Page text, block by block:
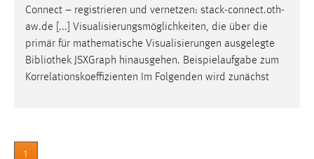
Connect – registrieren und vernetzen: stack-connect.oth-
aw.de [...] Visualisierungsmöglichkeiten, die über die
primär für mathematische Visualisierungen ausgelegte
Bibliothek JSXGraph hinausgehen. Beispielaufgabe zum
Korrelationskoeffizienten Im Folgenden wird zunächst
1